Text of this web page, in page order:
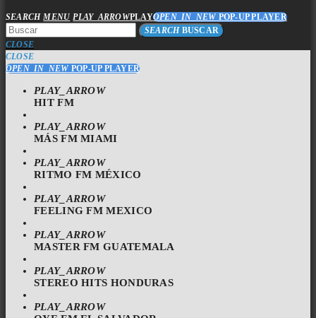
SEARCH MENU PLAY_ARROWPLAYOPEN_IN_NEWPOP-UP PLAYER
SEARCHBUSCAR
CLOSE
CLOSE
OPEN_IN_NEWPOP-UP PLAYER
PLAY_ARROW
HIT FM
PLAY_ARROW
MÁS FM MIAMI
PLAY_ARROW
RITMO FM MÉXICO
PLAY_ARROW
FEELING FM MEXICO
PLAY_ARROW
MASTER FM GUATEMALA
PLAY_ARROW
STEREO HITS HONDURAS
PLAY_ARROW